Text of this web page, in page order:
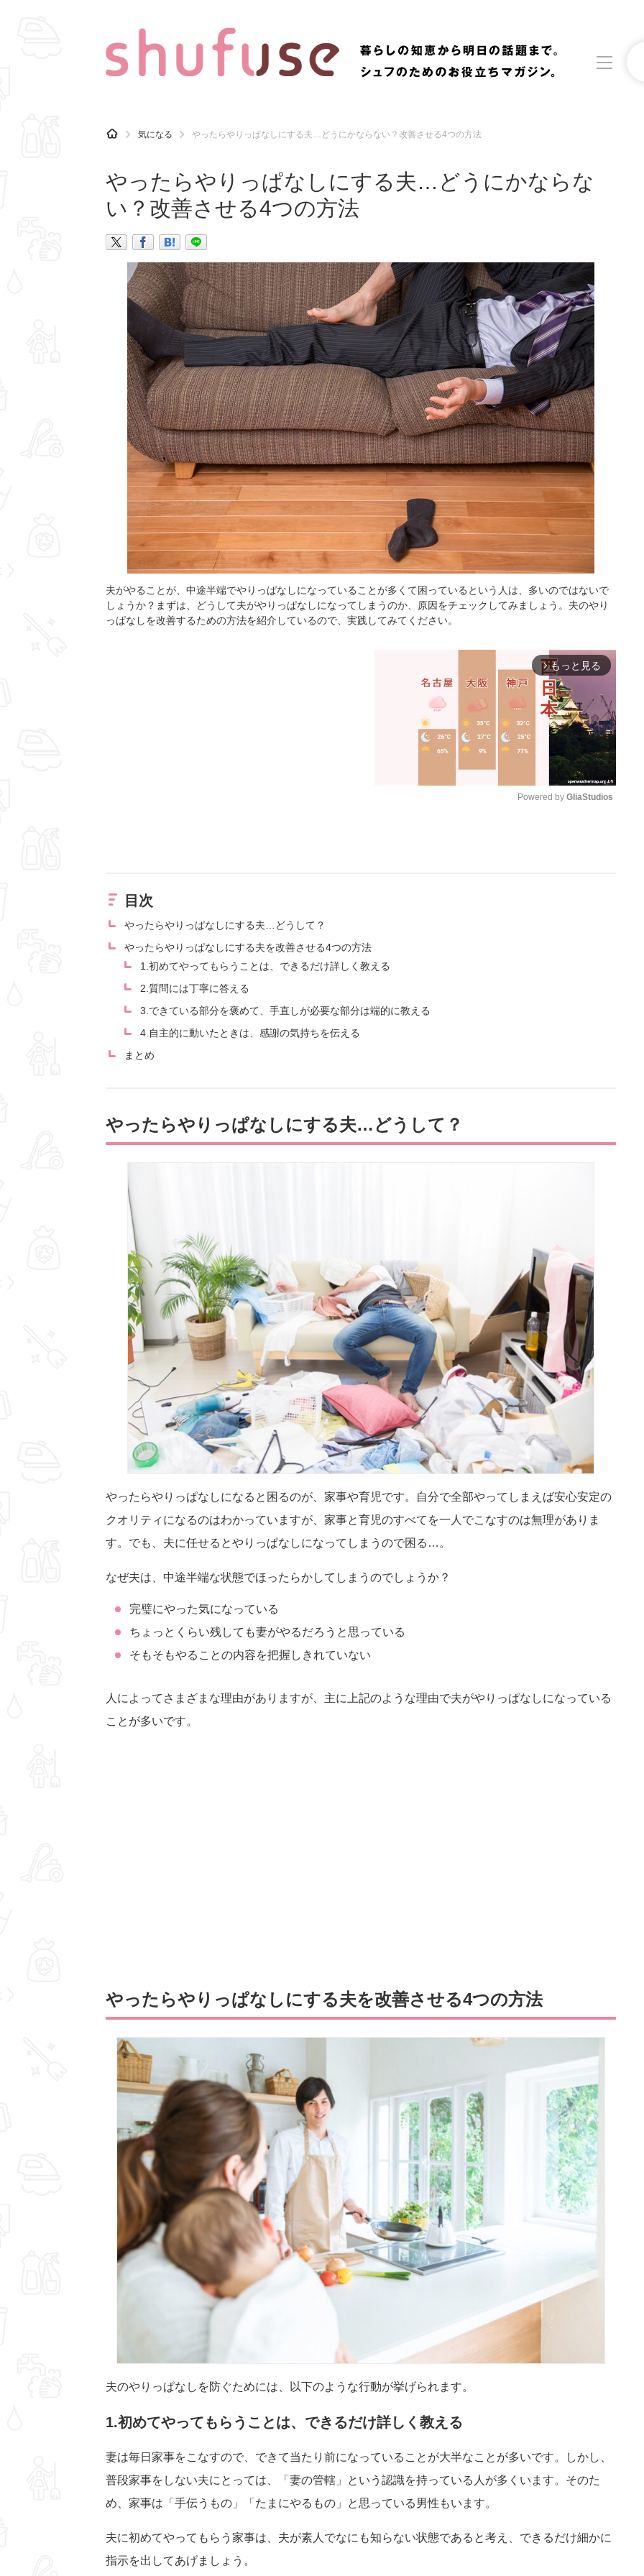
CATEGORY 記事カテゴリ
マナー 趣味 食材辞典 おすすめ
H
O
気になる やったらやりっぱなしにする夫…どうにかならない？改善させる4つの方法
やったらやりっぱなしにする夫…どうにかならな
い？改善させる4つの方法
夫がやることが、中途半端でやりっぱなしになっていることが多くて困っているという人は、多いのではないで
しょうか？まずは、どうして夫がやりっぱなしになってしまうのか、原因をチェックしてみましょう。夫のやり
っぱなしを改善するための方法を紹介しているので、実践してみてください。
arrow_forward_ios もっと見る
Powered by GliaStudios
目次
やったらやりっぱなしにする夫…どうして？
やったらやりっぱなしにする夫を改善させる4つの方法
1.初めてやってもらうことは、できるだけ詳しく教える
2.質問には丁寧に答える
3.できている部分を褒めて、手直しが必要な部分は端的に教える
4.自主的に動いたときは、感謝の気持ちを伝える
まとめ
やったらやりっぱなしにする夫…どうして？
やったらやりっぱなしになると困るのが、家事や育児です。自分で全部やってしまえば安心安定の
クオリティになるのはわかっていますが、家事と育児のすべてを一人でこなすのは無理がありま
す。でも、夫に任せるとやりっぱなしになってしまうので困る…。
なぜ夫は、中途半端な状態でほったらかしてしまうのでしょうか？
完璧にやった気になっている
ちょっとくらい残しても妻がやるだろうと思っている
そもそもやることの内容を把握しきれていない
人によってさまざまな理由がありますが、主に上記のような理由で夫がやりっぱなしになっている
ことが多いです。
やったらやりっぱなしにする夫を改善させる4つの方法
夫のやりっぱなしを防ぐためには、以下のような行動が挙げられます。
1.初めてやってもらうことは、できるだけ詳しく教える
妻は毎日家事をこなすので、できて当たり前になっていることが大半なことが多いです。しかし、
普段家事をしない夫にとっては、「妻の管轄」という認識を持っている人が多くいます。そのた
め、家事は「手伝うもの」「たまにやるもの」と思っている男性もいます。
夫に初めてやってもらう家事は、夫が素人でなにも知らない状態であると考え、できるだけ細かに
指示を出してあげましょう。